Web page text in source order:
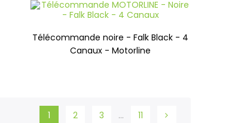
Télécommande noire - Falk Black - 4
Canaux - Motorline
1 2 3 … 11